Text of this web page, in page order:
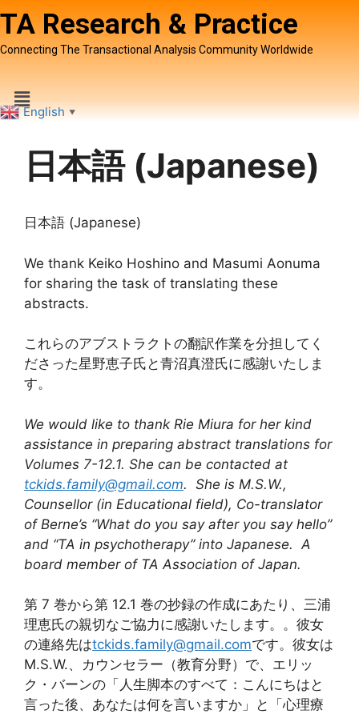
TA Research & Practice
Connecting The Transactional Analysis Community Worldwide
English ▼
日本語 (Japanese)
日本語 (Japanese)
We thank Keiko Hoshino and Masumi Aonuma
for sharing the task of translating these
abstracts.
これらのアブストラクトの翻訳作業を分担してく
ださった星野恵子氏と青沼真澄氏に感謝いたしま
す。
We would like to thank Rie Miura for her kind
assistance in preparing abstract translations for
Volumes 7-12.1. She can be contacted at
tckids.family@gmail.com. She is M.S.W.,
Counsellor (in Educational field), Co-translator
of Berne’s “What do you say after you say hello”
and “TA in psychotherapy” into Japanese. A
board member of TA Association of Japan.
第 7 巻から第 12.1 巻の抄録の作成にあたり、三浦
理恵氏の親切なご協力に感謝いたします。。彼女
の連絡先はtckids.family@gmail.comです。彼女は
M.S.W.、カウンセラー（教育分野）で、エリッ
ク・バーンの「人生脚本のすべて：こんにちはと
言った後、あなたは何を言いますか」と「心理療